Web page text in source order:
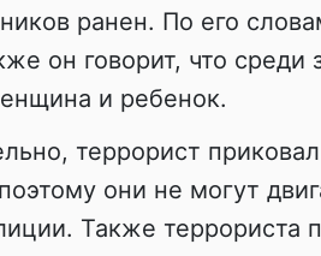
ранен. По его
он говорит, что среди
и ребенок.
террорист
они не могут
Также террориста